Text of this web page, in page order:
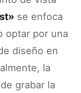
se enfoca
optar por una
diseño en
la
grabar la